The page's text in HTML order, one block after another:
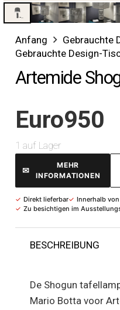
Anfang
Gebrauchte
Gebrauchte Design-
Artemide
Euro950
1 auf Lager
✉
MEHR
INFORMATIONEN
✓ Direkt lieferbar✓ Innerhalb
✓ Zu besichtigen im
BESCHREIBUNG
De Shogun
Mario Botta voor